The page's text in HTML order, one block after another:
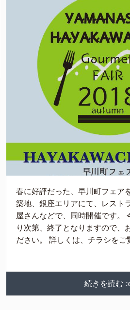
春に好評だった、早川町フェア
築地、銀座エリアにて、レスト
屋さんなどで、同時開催です。
り次第、終了となりますので、
ださい。 詳しくは、チラシをご
続きを読む